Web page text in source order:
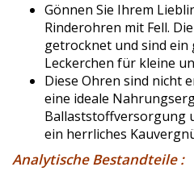
Gönnen Sie Ihrem
Rinderohren mit Fell.
getrocknet und sind ein
Leckerchen für kleine
Diese Ohren sind nicht
eine ideale
Ballaststoffversorgung
ein herrliches
Analytische Bestandteile :